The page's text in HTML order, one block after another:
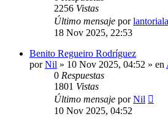
2256 Vistas
Último mensaje por
18 Nov 2025, 22:53
Benito Regueiro Rodríguez
porNil » 10 Nov 2025, 04:52 » en
0 Respuestas
1801 Vistas
Último mensaje porNil
10 Nov 2025, 04:52